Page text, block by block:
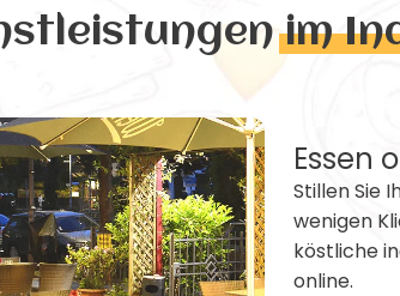
im
Essen
Stillen Sie
wenigen
köstliche
online.